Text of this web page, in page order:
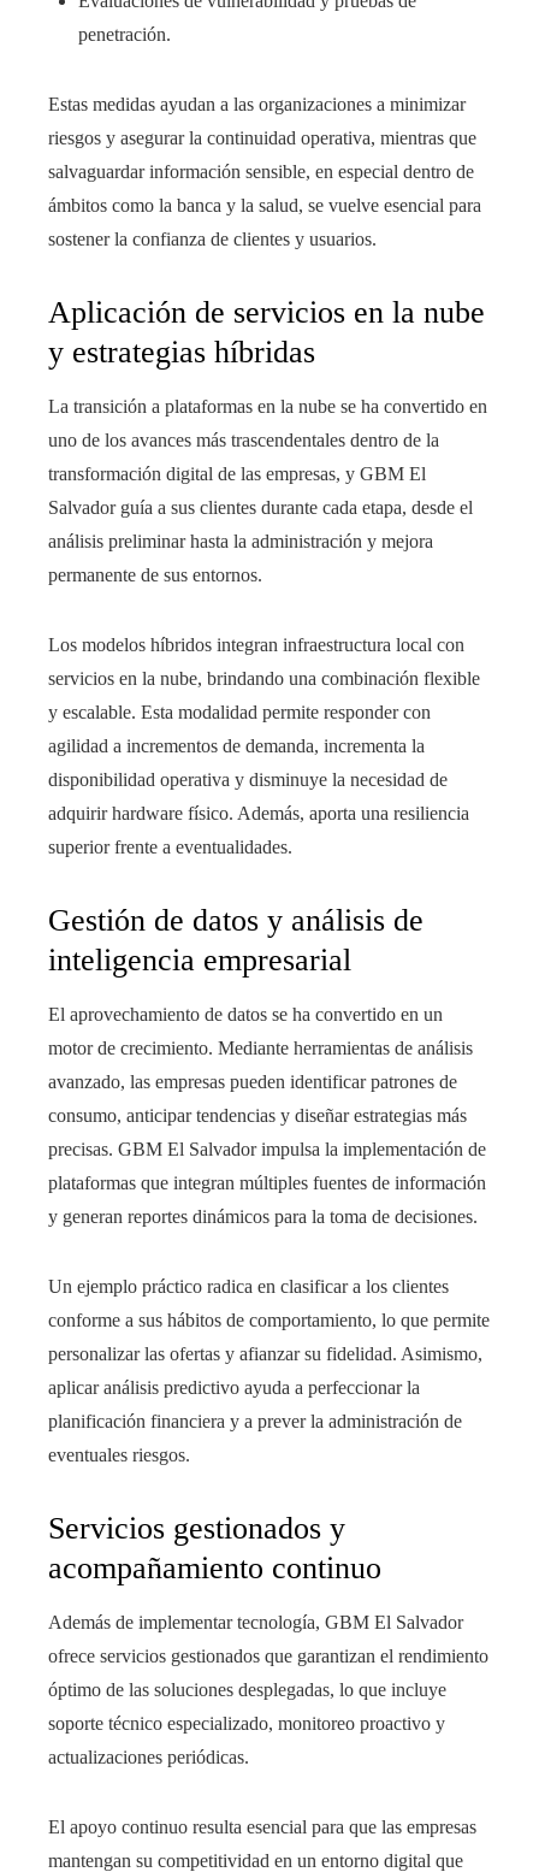
penetración.
Estas medidas ayudan a las organizaciones a minimizar
riesgos y asegurar la continuidad operativa, mientras que
salvaguardar información sensible, en especial dentro de
ámbitos como la banca y la salud, se vuelve esencial para
sostener la confianza de clientes y usuarios.
Aplicación de servicios en la nube
y estrategias híbridas
La transición a plataformas en la nube se ha convertido en
uno de los avances más trascendentales dentro de la
transformación digital de las empresas, y GBM El
Salvador guía a sus clientes durante cada etapa, desde el
análisis preliminar hasta la administración y mejora
permanente de sus entornos.
Los modelos híbridos integran infraestructura local con
servicios en la nube, brindando una combinación flexible
y escalable. Esta modalidad permite responder con
agilidad a incrementos de demanda, incrementa la
disponibilidad operativa y disminuye la necesidad de
adquirir hardware físico. Además, aporta una resiliencia
superior frente a eventualidades.
Gestión de datos y análisis de
inteligencia empresarial
El aprovechamiento de datos se ha convertido en un
motor de crecimiento. Mediante herramientas de análisis
avanzado, las empresas pueden identificar patrones de
consumo, anticipar tendencias y diseñar estrategias más
precisas. GBM El Salvador impulsa la implementación de
plataformas que integran múltiples fuentes de información
y generan reportes dinámicos para la toma de decisiones.
Un ejemplo práctico radica en clasificar a los clientes
conforme a sus hábitos de comportamiento, lo que permite
personalizar las ofertas y afianzar su fidelidad. Asimismo,
aplicar análisis predictivo ayuda a perfeccionar la
planificación financiera y a prever la administración de
eventuales riesgos.
Servicios gestionados y
acompañamiento continuo
Además de implementar tecnología, GBM El Salvador
ofrece servicios gestionados que garantizan el rendimiento
óptimo de las soluciones desplegadas, lo que incluye
soporte técnico especializado, monitoreo proactivo y
actualizaciones periódicas.
El apoyo continuo resulta esencial para que las empresas
mantengan su competitividad en un entorno digital que